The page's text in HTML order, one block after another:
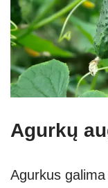
Agurkų
Agurkus